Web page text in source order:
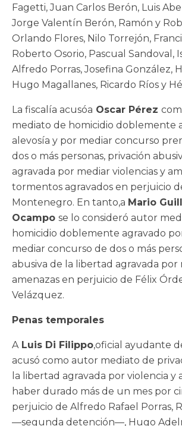
Fagetti, Juan Carlos Berón, Luis
Jorge Valentín Berón, Ramón y
Orlando Flores, Nilo Torrejón,
Roberto Osorio, Pascual Sandoval,
Alfredo Porras, Josefina González,
Hugo Magallanes, Ricardo Ríos y
La fiscalía acusóa Oscar Pérez
mediato de homicidio doblemente
alevosía y por mediar concurso
dos o más personas, privación
agravada por mediar violencias y
tormentos agravados en perjuicio
Montenegro. En tanto,a Mario
Ocampo se lo consideró autor
homicidio doblemente agravado
mediar concurso de dos o más
abusiva de la libertad agravada por
amenazas en perjuicio de Félix
Velázquez.
Penas temporales
ALuis Di Filippo,oficial ayudante
acusó como autor mediato de
la libertad agravada por violencia y
haber durado más de un mes por
perjuicio de Alfredo Rafael Porras,
—segunda detención—, Hugo